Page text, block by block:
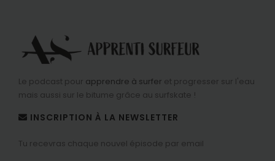
Le podcast pour apprendre à surfer et progresser sur l'eau
mais aussi sur le bitume grâce au surfskate !
INSCRIPTION À LA NEWSLETTER
Tu recevras chaque nouvel épisode par email